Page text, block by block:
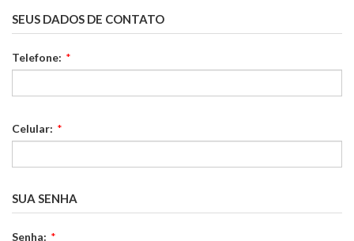
SEUS DADOS DE CONTATO
Telefone: *
Celular: *
SUA SENHA
Senha: *